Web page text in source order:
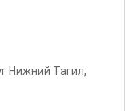
Нижний Тагил,